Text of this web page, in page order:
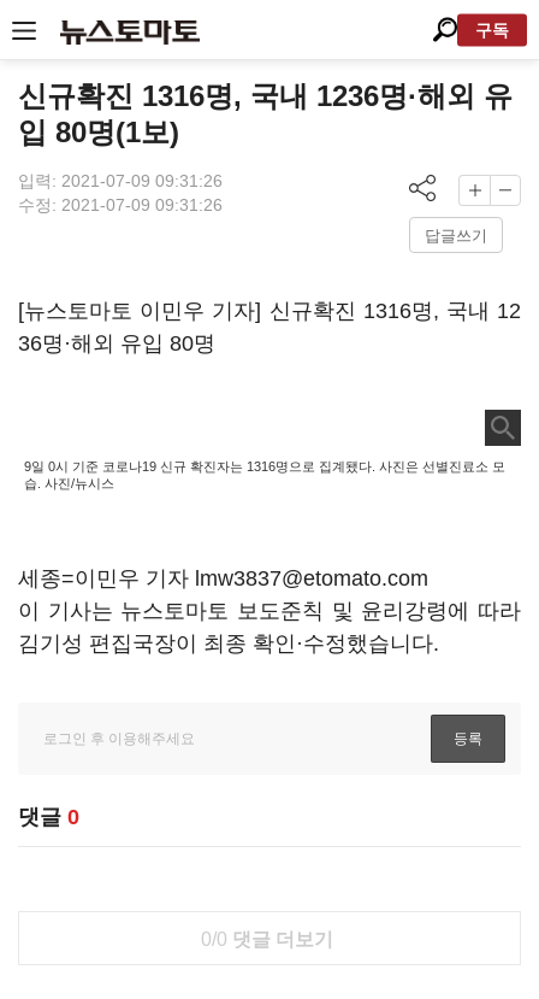
구독
신규확진 1316명, 국내 1236명·해외 유
입 80명(1보)
입력: 2021-07-09 09:31:26
수정: 2021-07-09 09:31:26
답글쓰기
[뉴스토마토 이민우 기자] 신규확진 1316명, 국내 12
36명·해외 유입 80명
9일 0시 기준 코로나19 신규 확진자는 1316명으로 집계됐다. 사진은 선별진료소 모
습. 사진/뉴시스
세종=이민우 기자 lmw3837@etomato.com
이 기사는 뉴스토마토 보도준칙 및 윤리강령에 따라
김기성 편집국장이 최종 확인·수정했습니다.
댓글 0
0/0 댓글 더보기